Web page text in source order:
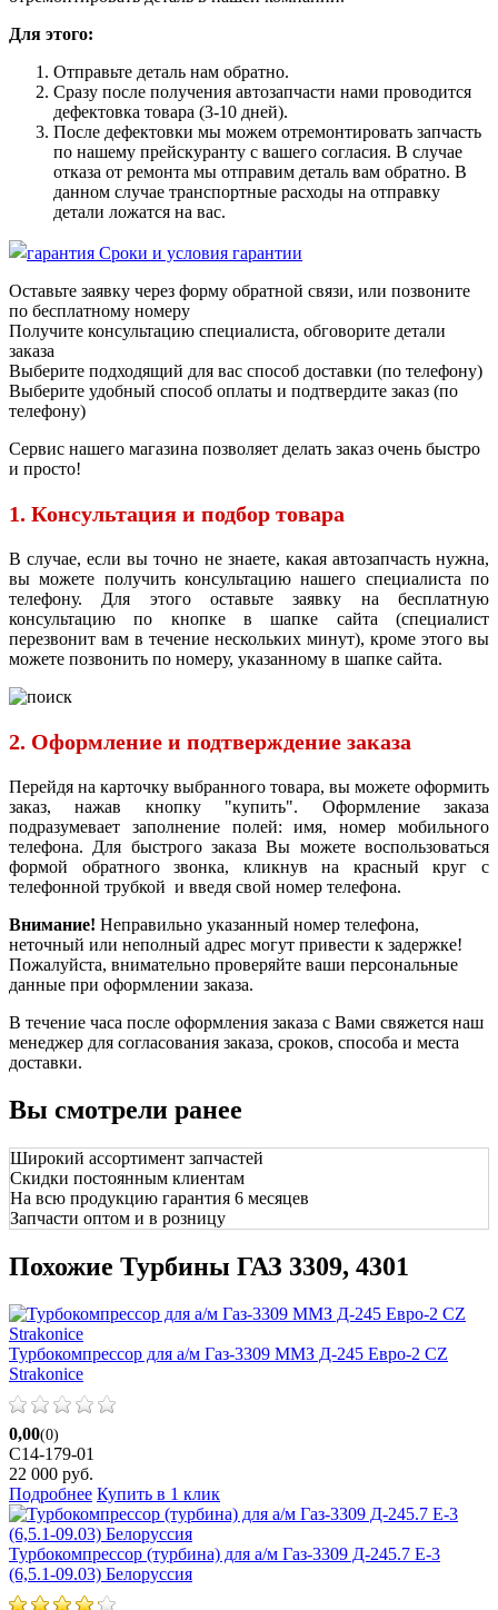
Для этого:
Отправьте деталь нам обратно.
Сразу после получения автозапчасти нами проводится
дефектовка товара (3-10 дней).
После дефектовки мы можем отремонтировать запчасть
по нашему прейскуранту с вашего согласия. В случае
отказа от ремонта мы отправим деталь вам обратно. В
данном случае транспортные расходы на отправку
детали ложатся на вас.
Сроки и условия гарантии
Оставьте заявку через форму обратной связи, или позвоните
по бесплатному номеру
Получите консультацию специалиста, обговорите детали
заказа
Выберите подходящий для вас способ доставки (по телефону)
Выберите удобный способ оплаты и подтвердите заказ (по
телефону)
Сервис нашего магазина позволяет делать заказ очень быстро
и просто!
1. Консультация и подбор товара
В случае, если вы точно не знаете, какая автозапчасть нужна,
вы можете получить консультацию нашего специалиста по
телефону. Для этого оставьте заявку на бесплатную
консультацию по кнопке в шапке сайта (специалист
перезвонит вам в течение нескольких минут), кроме этого вы
можете позвонить по номеру, указанному в шапке сайта.
2. Оформление и подтверждение заказа
Перейдя на карточку выбранного товара, вы можете оформить
заказ, нажав кнопку "купить". Оформление заказа
подразумевает заполнение полей: имя, номер мобильного
телефона. Для быстрого заказа Вы можете воспользоваться
формой обратного звонка, кликнув на красный круг с
телефонной трубкой и введя свой номер телефона.
Внимание! Неправильно указанный номер телефона,
неточный или неполный адрес могут привести к задержке!
Пожалуйста, внимательно проверяйте ваши персональные
данные при оформлении заказа.
В течение часа после оформления заказа с Вами свяжется наш
менеджер для согласования заказа, сроков, способа и места
доставки.
Вы смотрели ранее
Широкий ассортимент запчастей
Скидки постоянным клиентам
На всю продукцию гарантия 6 месяцев
Запчасти оптом и в розницу
Похожие Турбины ГАЗ 3309, 4301
Турбокомпрессор для а/м Газ-3309 ММЗ Д-245 Евро-2 CZ
Strakonice
0,00(0)
C14-179-01
22 000 руб.
Подробнее Купить в 1 клик
Турбокомпрессор (турбина) для а/м Газ-3309 Д-245.7 Е-3
(6,5.1-09.03) Белоруссия